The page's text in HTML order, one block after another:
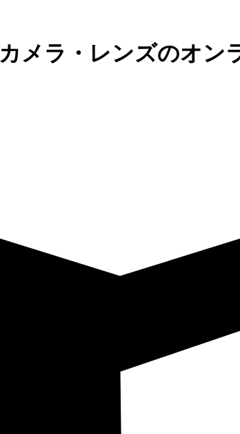
カメラ・レンズのオン